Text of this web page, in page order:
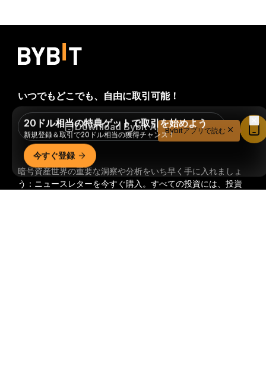
暗号資産世界の重要な洞察や分析をいち早く手に入れましょ
う：ニュースレターを今すぐ購入。 すべての投資には、投資
いつでもどこでも、自由に取引可能！
Download Bybit App
20ドル相当の特典ゲットで取引を始めよう
新規登録＆取引で20ドル相当の獲得チャンス！
今すぐ登録
Bybitアプリで読む